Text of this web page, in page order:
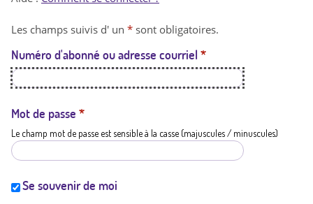
t
a
t
i
Les champs suivis d' un * sont obligatoires.
Numéro d'abonné ou adresse courriel *
Mot de passe *
Le champ mot de passe est sensible à la casse (majuscules / minuscules)
Se souvenir de moi